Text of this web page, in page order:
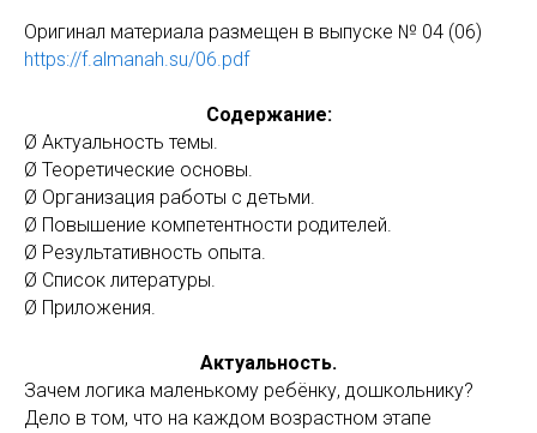
Оригинaл материала размещен в выпуске № 04 (06)
https://f.almanah.su/06.pdf
Содержание:
Ø Актуальность темы.
Ø Теоретические основы.
Ø Организация работы с детьми.
Ø Повышение компетентности родителей.
Ø Результативность опыта.
Ø Список литературы.
Ø Приложения.
Актуальность.
Зачем логика маленькому ребёнку, дошкольнику?
Дело в том, что на каждом возрастном этапе